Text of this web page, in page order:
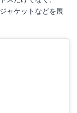
ャケットなどを展